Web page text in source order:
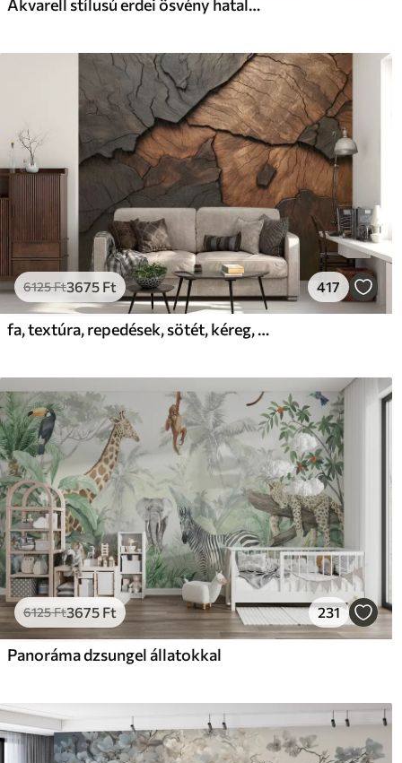
Akvarell stílusú erdei ösvény hatalmas fák között
6125Ft3675 Ft 417
fa, textúra, repedések, sötét, kéreg, felszín
6125Ft3675 Ft 231
Panoráma dzsungel állatokkal